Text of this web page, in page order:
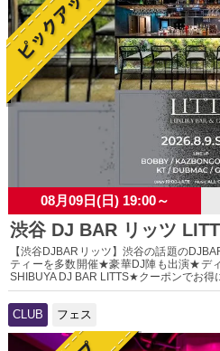
08月09日(日) 19:00～
渋谷 DJ BAR リッツ
【渋谷DJBARリッツ】渋谷の話題の
ティーを多数開催★豪華DJ陣も出演★デ
SHIBUYA DJ BAR LITTS★クーポンでお
CLUB フェス